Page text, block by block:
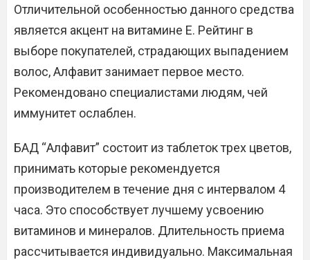
Отличительной особенностью данного средства
является акцент на витамине Е. Рейтинг в
выборе покупателей, страдающих выпадением
волос, Алфавит занимает первое место.
Рекомендовано специалистами людям, чей
иммунитет ослаблен.
БАД “Алфавит” состоит из таблеток трех цветов,
принимать которые рекомендуется
производителем в течение дня с интервалом 4
часа. Это способствует лучшему усвоению
витаминов и минералов. Длительность приема
рассчитывается индивидуально. Максимальная